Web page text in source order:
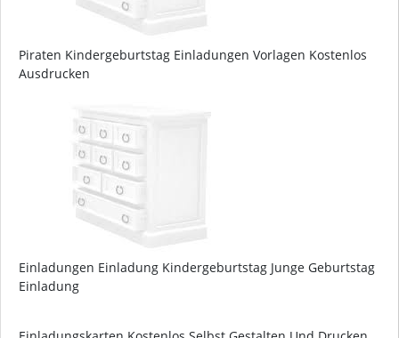
Piraten Kindergeburtstag Einladungen Vorlagen Kostenlos
Ausdrucken
Einladungen Einladung Kindergeburtstag Junge Geburtstag
Einladung